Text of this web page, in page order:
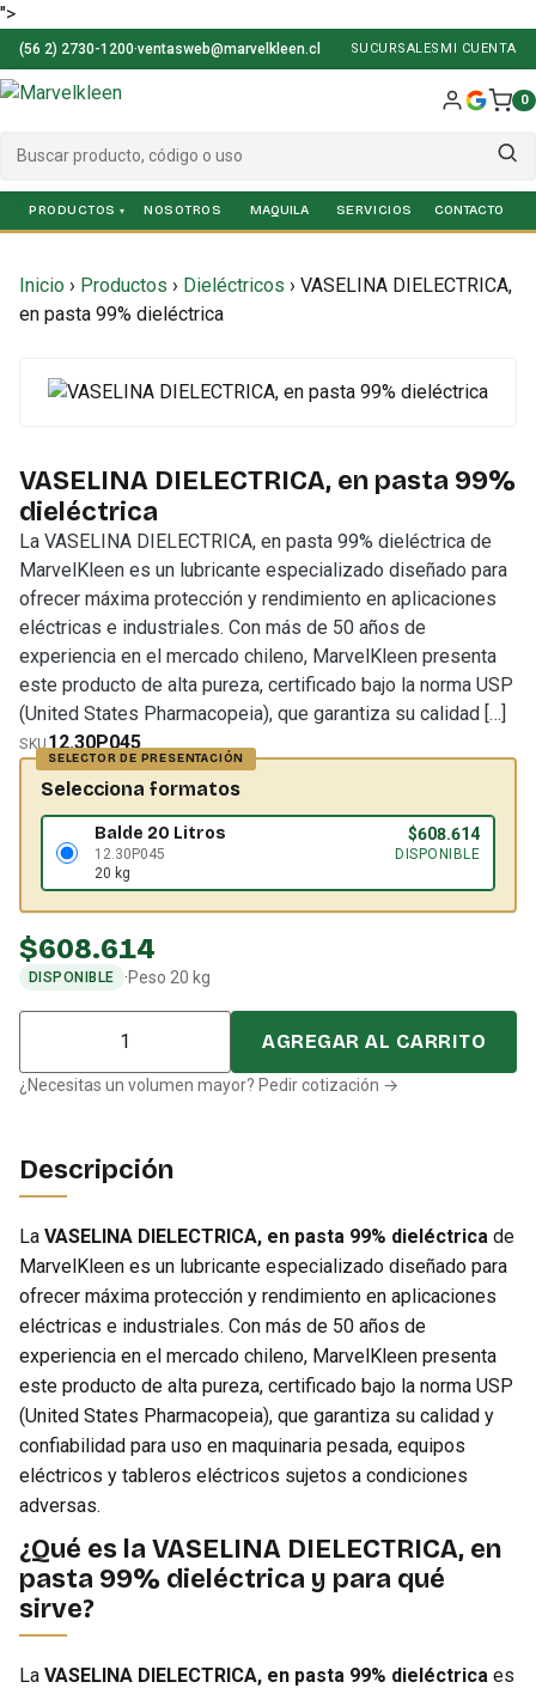
">
(56 2) 2730-1200·ventasweb@marvelkleen.cl SUCURSALES MI CUENTA
0
PRODUCTOS NOSOTROS SERVICIOS
Inicio › Productos › Dieléctricos › VASELINA DIELECTRICA,
en pasta 99% dieléctrica
VASELINA DIELECTRICA, en pasta 99%
dieléctrica
La VASELINA DIELECTRICA, en pasta 99% dieléctrica de
MarvelKleen es un lubricante especializado diseñado para
ofrecer máxima protección y rendimiento en aplicaciones
eléctricas e industriales. Con más de 50 años de
experiencia en el mercado chileno, MarvelKleen presenta
este producto de alta pureza, certificado bajo la norma USP
(United States Pharmacopeia), que garantiza su calidad […]
SKU12.30P045
Selecciona formatos
Balde 20 Litros
12.30P045
20 kg
$608.614
DISPONIBLE
$608.614
DISPONIBLE ·Peso 20 kg
Cantidad
AGREGAR AL CARRITO
¿Necesitas un volumen mayor? Pedir cotización →
Descripción
La VASELINA DIELECTRICA, en pasta 99% dieléctrica de
MarvelKleen es un lubricante especializado diseñado para
ofrecer máxima protección y rendimiento en aplicaciones
eléctricas e industriales. Con más de 50 años de
experiencia en el mercado chileno, MarvelKleen presenta
este producto de alta pureza, certificado bajo la norma USP
(United States Pharmacopeia), que garantiza su calidad y
confiabilidad para uso en maquinaria pesada, equipos
eléctricos y tableros eléctricos sujetos a condiciones
adversas.
¿Qué es la VASELINA DIELECTRICA, en
pasta 99% dieléctrica y para qué
sirve?
La VASELINA DIELECTRICA, en pasta 99% dieléctrica es